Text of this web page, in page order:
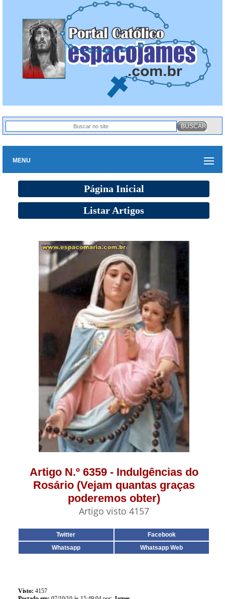
MENU
Página Inicial
Listar Artigos
Artigo N.º 6359 - Indulgências do
Rosário (Vejam quantas graças
poderemos obter)
Artigo visto 4157
Twitter
Facebook
Whatsapp
Whatsapp Web
Visto: 4157